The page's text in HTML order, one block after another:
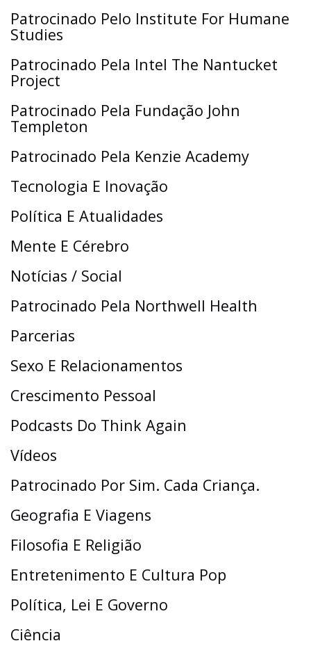
Patrocinado Pelo Institute For Humane
Studies
Patrocinado Pela Intel The Nantucket
Project
Patrocinado Pela Fundação John
Templeton
Patrocinado Pela Kenzie Academy
Tecnologia E Inovação
Política E Atualidades
Mente E Cérebro
Notícias / Social
Patrocinado Pela Northwell Health
Parcerias
Sexo E Relacionamentos
Crescimento Pessoal
Podcasts Do Think Again
Vídeos
Patrocinado Por Sim. Cada Criança.
Geografia E Viagens
Filosofia E Religião
Entretenimento E Cultura Pop
Política, Lei E Governo
Ciência